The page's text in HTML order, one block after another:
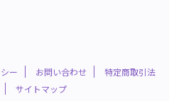
ー お問い合わせ
特定商取引法
サイトマップ